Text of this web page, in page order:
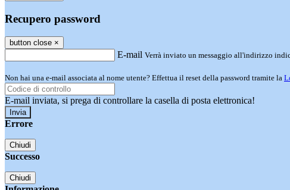
Recupero password
button close ×
E-mail Verrà inviato un messaggio all'indirizzo
Non hai una e-mail associata al nome utente? Effettua il reset della password tramite la
E-mail inviata, si prega di controllare la casella di posta elettronica!
Errore
Chiudi
Successo
Chiudi